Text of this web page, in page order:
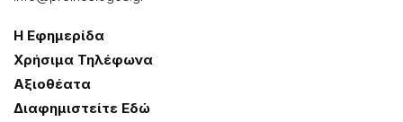
Η Εφημερίδα
Χρήσɩμα Τηλέφωνα
Αξɩοθέατα
Δɩαφημɩστείτε Εδώ